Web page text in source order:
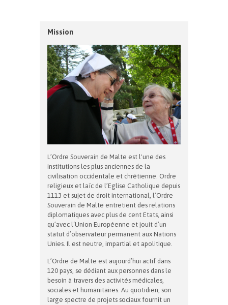
Mission
L’Ordre Souverain de Malte est l'une des
institutions les plus anciennes de la
civilisation occidentale et chrétienne. Ordre
religieux et laïc de l’Eglise Catholique depuis
1113 et sujet de droit international, l’Ordre
Souverain de Malte entretient des relations
diplomatiques avec plus de cent Etats, ainsi
qu’avec l‘Union Européenne et jouit d’un
statut d’observateur permanent aux Nations
Unies. Il est neutre, impartial et apolitique.
L’Ordre de Malte est aujourd’hui actif dans
120 pays, se dédiant aux personnes dans le
besoin à travers des activités médicales,
sociales et humanitaires. Au quotidien, son
large spectre de projets sociaux fournit un